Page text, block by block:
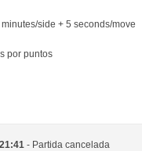
side + 5 seconds/move
por puntos
- Partida cancelada